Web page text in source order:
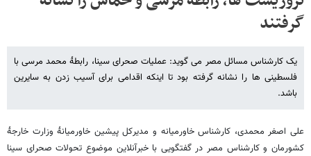
گرفتند
یک کارشناس مسائل مصر می گوید: عملیات صحرای سینا، رابطۀ محمد مرسی با
فلسطینی ها را نشانه گرفته بود تا اینکه اقدامی برای آسیب زدن به سایرین
باشد.
علی اصغر محمدی، کارشناس خاورمیانه و مدیرکل پیشین خاورمیانۀ وزارت خارجۀ
کشورمان و کارشناس مصر در گفتگویی با خبرآنلاین موضوع تحولات صحرای سینا